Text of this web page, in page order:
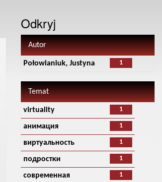
Odkryj
Autor
1
Połowianiuk, Justyna
Temat
1
virtuality
1
анимация
1
виртуальность
1
подростки
1
современная